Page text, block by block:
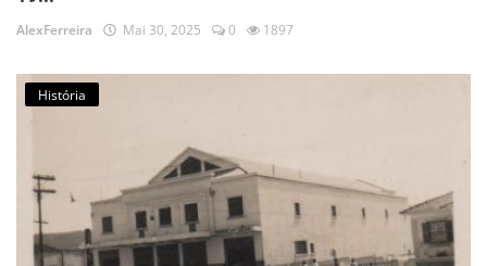
AlexFerreira Mai 30, 2025 0 1897
História